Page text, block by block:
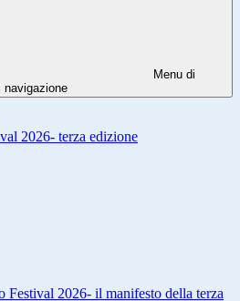
Menu di
navigazione
2026- terza edizione
Festival 2026- il manifesto della terza